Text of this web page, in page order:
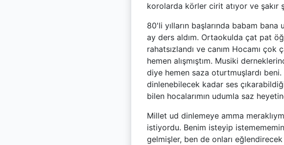
korolarda körler cirit atıyor ve şakır
80'li yılların başlarında babam
ay ders aldım. Ortaokulda çat pat
rahatsızlandı ve canım Hocamı
hemen alışmıştım. Musiki
diye hemen saza oturtmuşlardı
dinlenebilecek kadar ses
bilen hocalarımın udumla saz
Millet ud dinlemeye amma
istiyordu. Benim isteyip
gelmişler, ben de onları